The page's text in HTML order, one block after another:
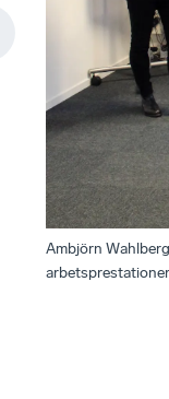
Ambjörn